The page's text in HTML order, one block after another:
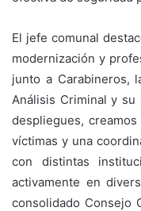
El jefe comunal
modernización y
junto a Carabineros,
Análisis Criminal y su
despliegues,
víctimas y una
con distintas
activamente en
consolidado Consejo